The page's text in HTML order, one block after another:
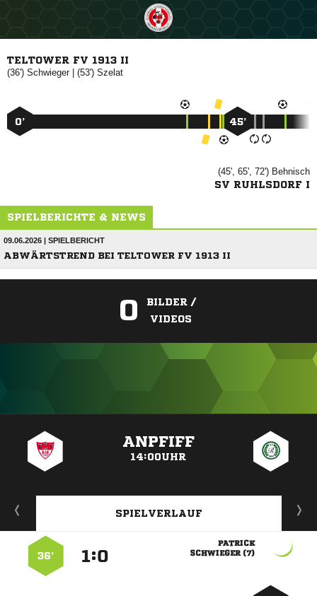
TELTOWER FV 1913 II
(36') | (53') 
0’ 45’
(45', 65', 72') 
SV RUHLSDORF I
SPIELBERICHTE & NEWS
09.06.2026 | SPIELBERICHT
ABWÄRTSTREND BEI TELTOWER FV 1913 II
0
BILDER /
VIDEOS
ANPFIFF
14:00UHR
SPIELVERLAUF

 
:
36’